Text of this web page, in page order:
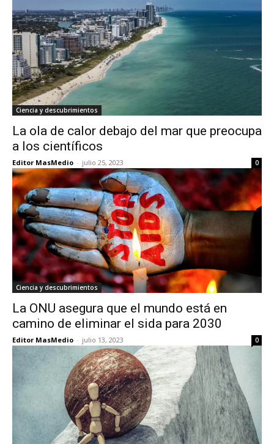
Ciencia y descubrimientos
La ola de calor debajo del mar que preocupa
a los científicos
Editor MasMedio - julio 25, 2023 0
Ciencia y descubrimientos
La ONU asegura que el mundo está en
camino de eliminar el sida para 2030
Editor MasMedio - julio 13, 2023 0